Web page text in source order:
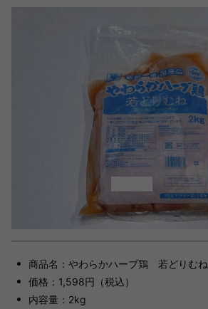
商品名：やわらかハーブ鶏 若どりむね
価格：1,598円（税込）
内容量：2kg